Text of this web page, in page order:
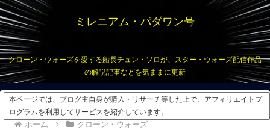
ミレニアム・パダワン号
クローン・ウォーズを愛する船長チュン・ソロが、スター・ウォーズ配信作品
の解説記事などを気ままに更新
本ページでは、ブログ主自身が購入・リサーチ等した上で、アフィリエイトプ
ログラムを利用してサービスを紹介しています。
ホーム クローン・ウォーズ